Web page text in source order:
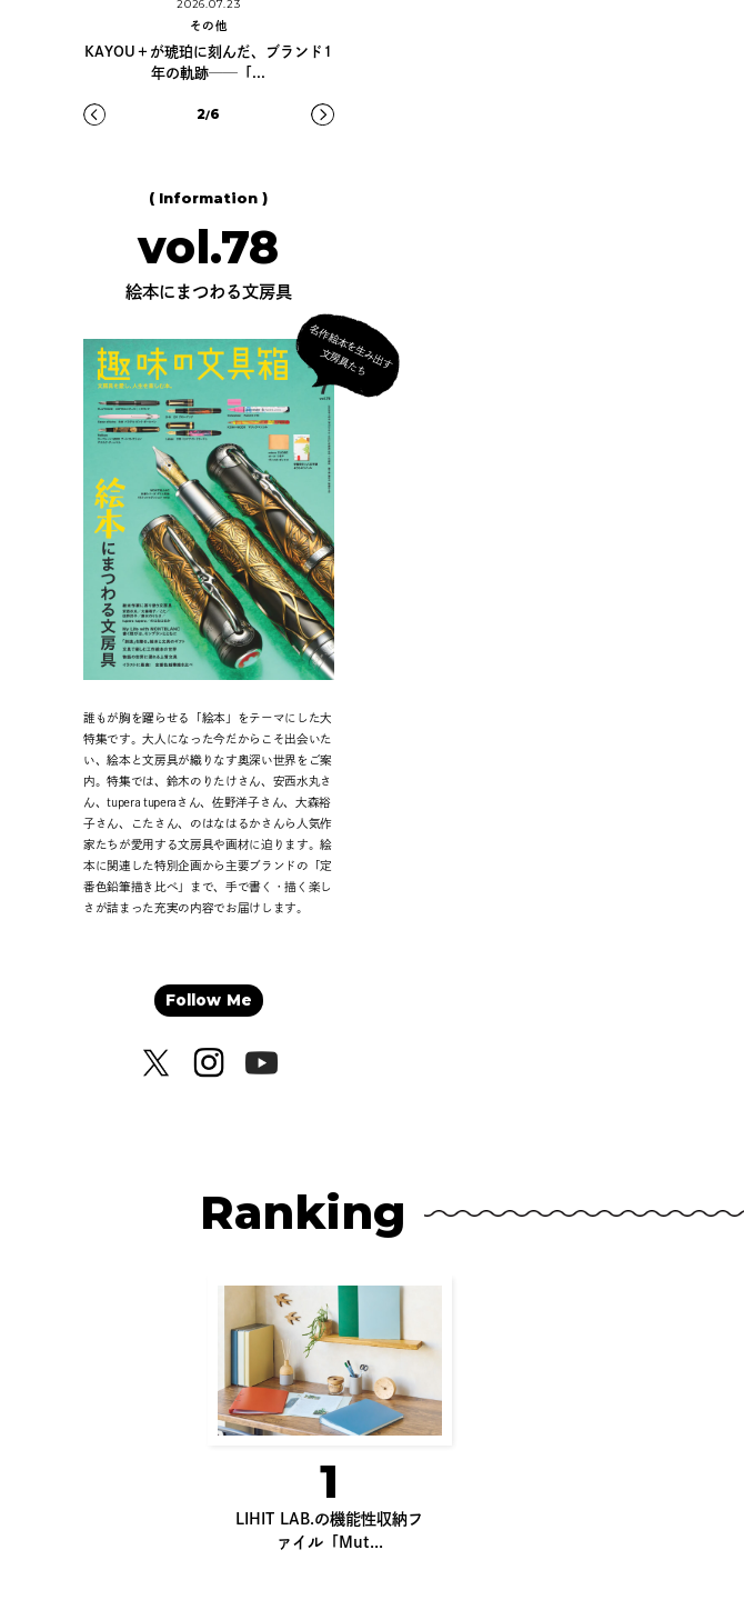
＋が琥珀に刻んだ、ブランド1
カリグラフィーの世...
3/6
( Information )
vol.78
絵本にまつわる文房具
名
作
絵
本
を
生
み
出
す
文
房
具
た
ち
誰もが胸を躍らせる「絵本」をテーマにした大
特集です。大人になった今だからこそ出会いた
い、絵本と文房具が織りなす奥深い世界をご案
内。特集では、鈴木のりたけさん、安西水丸さ
ん、tupera tuperaさん、佐野洋子さん、大森裕
子さん、こたさん、のはなはるかさんら人気作
家たちが愛用する文房具や画材に迫ります。絵
本に関連した特別企画から主要ブランドの「定
番色鉛筆描き比べ」まで、手で書く・描く楽し
さが詰まった充実の内容でお届けします。
Follow Me
Ranking
1
LIHIT LAB.の機能性収納フ
ァイル「Mut...